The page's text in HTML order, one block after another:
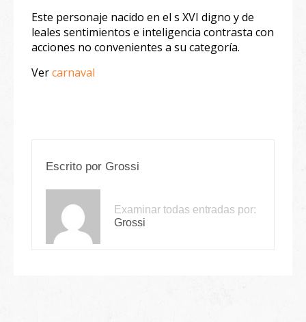
Este personaje nacido en el s XVI digno y de
leales sentimientos e inteligencia contrasta con
acciones no convenientes a su categoría.
Vercarnaval
Escrito por Grossi
Examinar todas entradas por:
Grossi